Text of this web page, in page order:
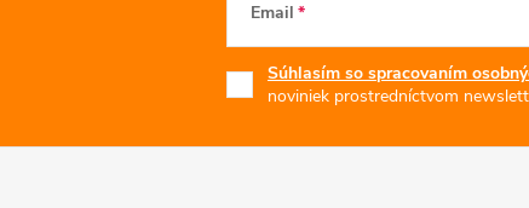
Email
Súhlasím so spracovaním
noviniek prostredníctvom